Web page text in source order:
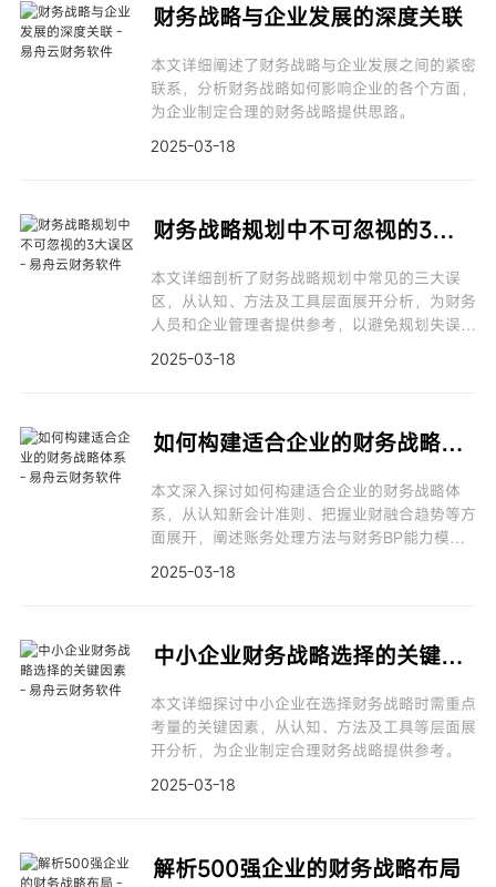
财务战略与企业发展的深度关联
本文详细阐述了财务战略与企业发展之间的紧密
联系，分析财务战略如何影响企业的各个方面，
为企业制定合理的财务战略提供思路。
2025-03-18
财务战略规划中不可忽视的3大误区
本文详细剖析了财务战略规划中常见的三大误
区，从认知、方法及工具层面展开分析，为财务
人员和企业管理者提供参考，以避免规划失误，
2025-03-18
如何构建适合企业的财务战略体系
本文深入探讨如何构建适合企业的财务战略体
系，从认知新会计准则、把握业财融合趋势等方
面展开，阐述账务处理方法与财务BP能力模
略，推动企业发展。
2025-03-18
中小企业财务战略选择的关键因素
本文详细探讨中小企业在选择财务战略时需重点
考量的关键因素，从认知、方法及工具等层面展
开分析，为企业制定合理财务战略提供参考。
2025-03-18
解析500强企业的财务战略布局